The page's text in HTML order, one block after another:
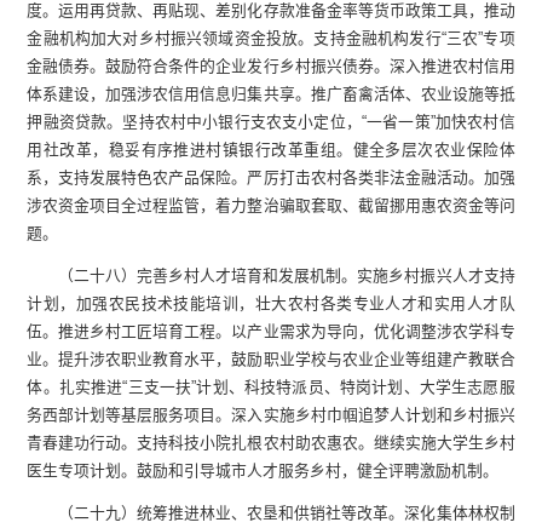
度。运用再贷款、再贴现、差别化存款准备金率等货币政策工具，推动
金融机构加大对乡村振兴领域资金投放。支持金融机构发行“三农”专项
金融债券。鼓励符合条件的企业发行乡村振兴债券。深入推进农村信用
体系建设，加强涉农信用信息归集共享。推广畜禽活体、农业设施等抵
押融资贷款。坚持农村中小银行支农支小定位，“一省一策”加快农村信
用社改革，稳妥有序推进村镇银行改革重组。健全多层次农业保险体
系，支持发展特色农产品保险。严厉打击农村各类非法金融活动。加强
涉农资金项目全过程监管，着力整治骗取套取、截留挪用惠农资金等问
题。
（二十八）完善乡村人才培育和发展机制。实施乡村振兴人才支持
计划，加强农民技术技能培训，壮大农村各类专业人才和实用人才队
伍。推进乡村工匠培育工程。以产业需求为导向，优化调整涉农学科专
业。提升涉农职业教育水平，鼓励职业学校与农业企业等组建产教联合
体。扎实推进“三支一扶”计划、科技特派员、特岗计划、大学生志愿服
务西部计划等基层服务项目。深入实施乡村巾帼追梦人计划和乡村振兴
青春建功行动。支持科技小院扎根农村助农惠农。继续实施大学生乡村
医生专项计划。鼓励和引导城市人才服务乡村，健全评聘激励机制。
（二十九）统筹推进林业、农垦和供销社等改革。深化集体林权制